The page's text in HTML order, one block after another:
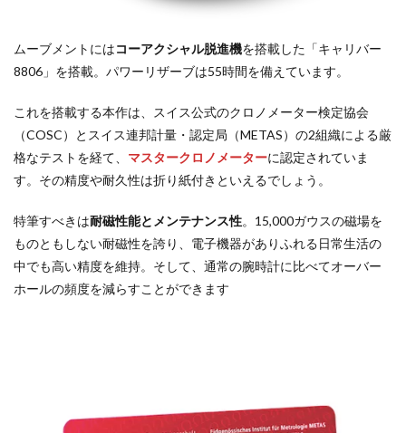
ムーブメントにはコーアクシャル脱進機を搭載した「キャリバー
8806」を搭載。パワーリザーブは55時間を備えています。
これを搭載する本作は、スイス公式のクロノメーター検定協会
（COSC）とスイス連邦計量⁠・認定局（⁠METAS⁠）の2組織による厳
格なテストを経て、 マスタークロノメーターに認定されていま
す。その精度や耐久性は折り紙付きといえるでしょう。
特筆すべきは耐磁性能とメンテナンス性。15,000ガウスの磁場を
ものともしない耐磁性を誇り、電子機器がありふれる日常生活の
中でも高い精度を維持。そして、通常の腕時計に比べてオーバー
ホールの頻度を減らすことができます